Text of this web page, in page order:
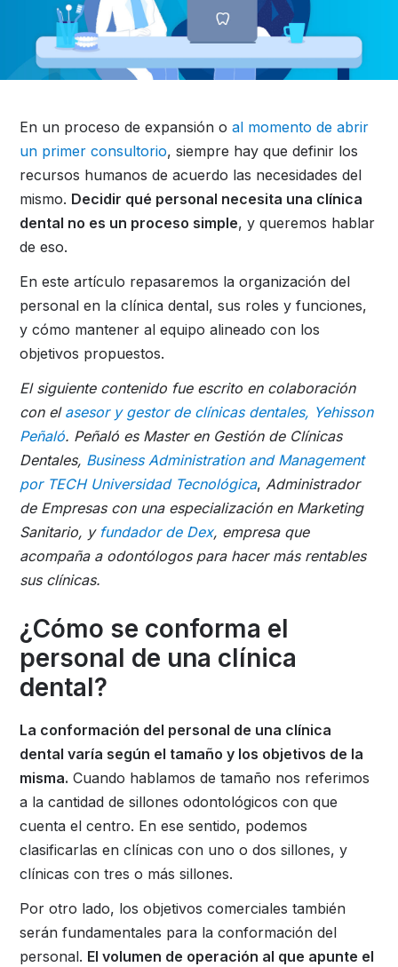
En un proceso de expansión oal momento de abrir
un primer consultorio, siempre hay que definir los
recursos humanos de acuerdo las necesidades del
mismo. Decidir qué personal necesita una clínica
dental no es un proceso simple, y queremos hablar
de eso.
En este artículo repasaremos la organización del
personal en la clínica dental, sus roles y funciones,
y cómo mantener al equipo alineado con los
objetivos propuestos.
El siguiente contenido fue escrito en colaboración
con elasesor y gestor de clínicas dentales, Yehisson
Peñaló. Peñaló es Master en Gestión de Clínicas
Dentales, Business Administration and Management
por TECH Universidad Tecnológica,Administrador
de Empresas con una especialización en Marketing
Sanitario, y fundador de Dex, empresa que
acompaña a odontólogos para hacer más rentables
sus clínicas.
¿Cómo se conforma el
personal de una clínica
dental?
La conformación del personal de una clínica
dental varía según el tamaño y los objetivos de la
misma. Cuando hablamos de tamaño nos referimos
a la cantidad de sillones odontológicos con que
cuenta el centro. En ese sentido, podemos
clasificarlas en clínicas con uno o dos sillones, y
clínicas con tres o más sillones.
Por otro lado, los objetivos comerciales también
serán fundamentales para la conformación del
personal. El volumen de operación al que apunte el